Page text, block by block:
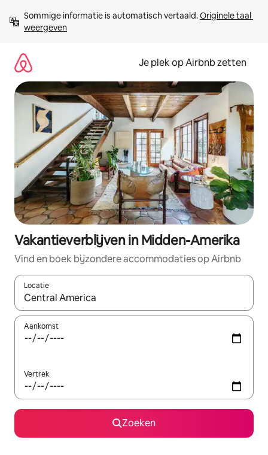
direct
naar
Sommige informatie is automatisch vertaald. Originele taal
weergeven
Je plek op Airbnb zetten
Vakantieverblijven in Midden-Amerika
Vind en boek bijzondere accommodaties op Airbnb
Locatie
Wanneer er resultaten beschikbaar zijn, maak je een keuze
Aankomst
Vertrek
Zoeken